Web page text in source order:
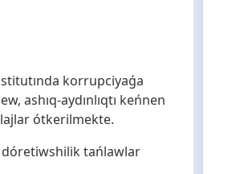
korrupciyaǵa
ashıq-aydınlıqtı keńnen
ótkerilmekte.
dóretiwshilik tańlawlar